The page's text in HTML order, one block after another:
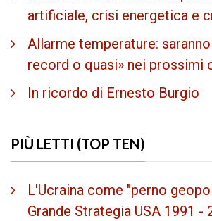
artificiale, crisi energetica e
Allarme temperature:
record o quasi» nei prossimi
In ricordo di Ernesto Burgio
PIÙ LETTI (TOP TEN)
L'Ucraina come "perno
Grande Strategia USA 1991 -